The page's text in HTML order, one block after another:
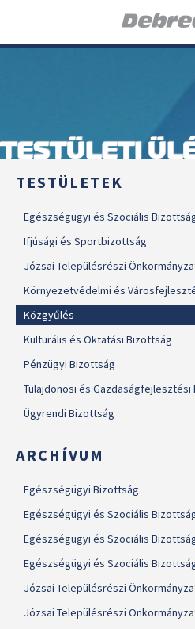
TESTÜLETI
TESTÜLETEK
Egészségügyi és Szociális
Ifjúsági és Sportbizottság
Józsai Településrészi
Környezetvédelmi és
Közgyűlés
Kulturális és Oktatási Bizottság
Pénzügyi Bizottság
Tulajdonosi és Gazdaságfejlesztési
Ügyrendi Bizottság
ARCHÍVUM
Egészségügyi Bizottság
Egészségügyi és Szociális
Egészségügyi és Szociális
Egészségügyi és Szociális
Józsai Településrészi
Józsai Településrészi